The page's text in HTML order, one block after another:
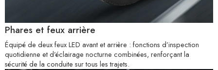
Phares et feux arrière
Équipé de deux feux LED avant et arrière : fonctions d’inspection
quotidienne et d’éclairage nocturne combinées, renforçant la
sécurité de la conduite sur tous les trajets.